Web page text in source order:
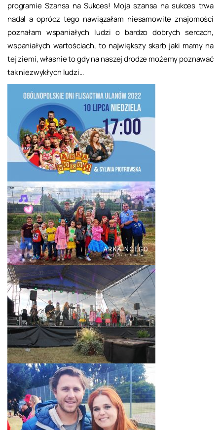
programie Szansa na Sukces! Moja szansa na sukces trwa
nadal a oprócz tego nawiązałam niesamowite znajomości
poznałam wspaniałych ludzi o bardzo dobrych sercach,
wspaniałych wartościach, to największy skarb jaki mamy na
tej ziemi, własnie to gdy na naszej drodze możemy poznawać
tak niezwykłych ludzi…